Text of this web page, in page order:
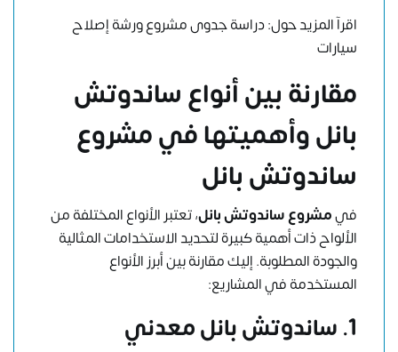
اقرآ المزيد حول:دراسة جدوى مشروع ورشة إصلاح
سيارات
مقارنة بين أنواع ساندوتش
بانل وأهميتها في مشروع
ساندوتش بانل
فيمشروع ساندوتش بانل، تعتبر الأنواع المختلفة من
الألواح ذات أهمية كبيرة لتحديد الاستخدامات المثالية
والجودة المطلوبة. إليك مقارنة بين أبرز الأنواع
المستخدمة في المشاريع:
1. ساندوتش بانل معدني